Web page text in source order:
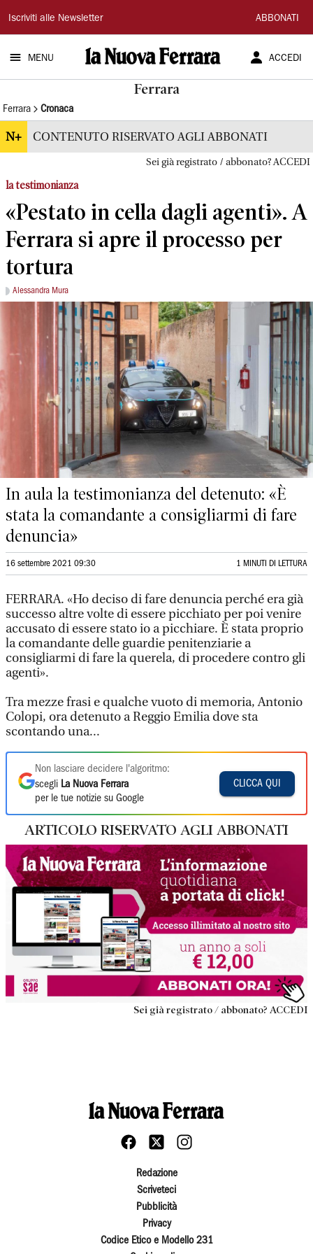
La
Nuova
Ferrara
Iscriviti alle Newsletter ABBONATI
MENU ACCEDI
Ferrara
Ferrara Cronaca
N+ CONTENUTO RISERVATO AGLI ABBONATI
Sei già registrato / abbonato? ACCEDI
la testimonianza
«Pestato in cella dagli agenti». A
Ferrara si apre il processo per
tortura
Alessandra Mura
In aula la testimonianza del detenuto: «È
stata la comandante a consigliarmi di fare
denuncia»
16 settembre 2021 09:30 1 MINUTI DI LETTURA
FERRARA. «Ho deciso di fare denuncia perché era già
successo altre volte di essere picchiato per poi venire
accusato di essere stato io a picchiare. È stata proprio
la comandante delle guardie penitenziarie a
consigliarmi di fare la querela, di procedere contro gli
agenti».
Tra mezze frasi e qualche vuoto di memoria, Antonio
Colopi, ora detenuto a Reggio Emilia dove sta
scontando una...
Non lasciare decidere l'algoritmo:
scegli La Nuova Ferrara
per le tue notizie su Google
CLICCA QUI
ARTICOLO RISERVATO AGLI ABBONATI
Sei già registrato / abbonato? ACCEDI
Redazione
Scriveteci
Pubblicità
Privacy
Codice Etico e Modello 231